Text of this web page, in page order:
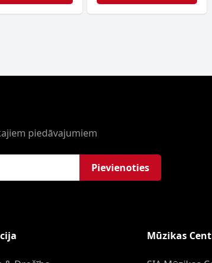
piedāvajumiem
Pievienoties
Mūzikas